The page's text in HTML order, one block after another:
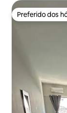
Preferido dos
Preferido dos